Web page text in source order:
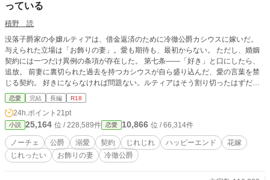
っている
積野 読
没落子爵家の令嬢ルティアは、借金返済のために冷徹公爵カシウスに嫁いだ。
与えられた立場は「お飾りの妻」。愛も期待も、最初からない。 ただし、婚姻
契約には一つだけ異例の条項が存在した。 第七条——「好き」と口にしたら、
追放。 前妻に裏切られた過去を持つカシウスが自ら盛り込んだ、愛の言葉を禁
じる契約。 好きにならなければ問題ない。ルティアはそう割り切ったはずだっ
た。 けれど、寒い夜に黙って外套をかけてくる背中。 「顔を上げろ」と低く囁
く声。 演技のはずの夫婦が、演技では説明できなくなっていく。 声にしたら終
わる。でも、体は嘘をつけない。 好きが喉まで迫り上がるたび、ルティアは唇
を噛んで耐える。 声を殺した花嫁と、その沈黙が許せない公爵の、じれったす
ぎる契約婚。
恋愛 完結 長編 R18
24h.ポイント 21pt
小説 25,164 位 / 228,589件 恋愛 10,866 位 / 66,314件
ノーチェ 公爵 溺愛 契約 じれじれ ハッピーエンド
花嫁
じれったい
お飾りの妻 冷徹公爵